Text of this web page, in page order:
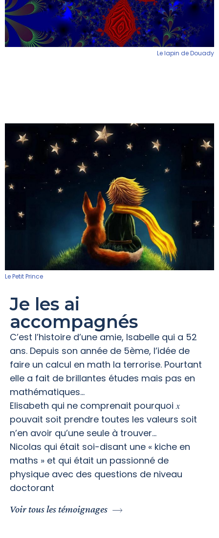
Le lapin de Douady
Le Petit Prince
Je les ai
accompagnés
C’est l’histoire d’une amie, Isabelle qui a 52
ans. Depuis son année de 5ème, l’idée de
faire un calcul en math la terrorise. Pourtant
elle a fait de brillantes études mais pas en
mathématiques…
Elisabeth qui ne comprenait pourquoi 𝑥
pouvait soit prendre toutes les valeurs soit
n’en avoir qu’une seule à trouver…
Nicolas qui était soi-disant une « kiche en
maths » et qui était un passionné de
physique avec des questions de niveau
doctorant
Voir tous les témoignages